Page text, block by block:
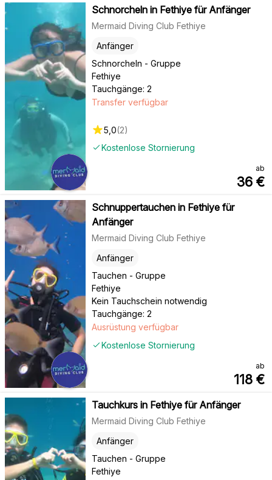
Schnorcheln in Fethiye für Anfänger
Mermaid Diving Club Fethiye
Schnorcheln - Gruppe
Fethiye
Anfänger
Tauchgänge: 2
Kostenlose Stornierung
Transfer verfügbar
5,0(2)
ab
36 €
Schnuppertauchen in Fethiye für
Anfänger
Mermaid Diving Club Fethiye
Tauchen - Gruppe
Fethiye
Anfänger
Kein Tauchschein notwendig
Tauchgänge: 2
Kostenlose Stornierung
Ausrüstung verfügbar
ab
118 €
Tauchkurs in Fethiye für Anfänger
Mermaid Diving Club Fethiye
Tauchen - Gruppe
Fethiye
Anfänger